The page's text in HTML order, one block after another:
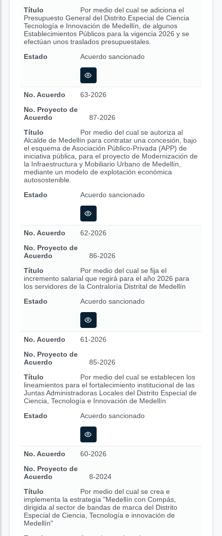
Título
Por medio del cual se adiciona el
Presupuesto General del Distrito Especial de Ciencia
Tecnología e Innovación de Medellín, de algunos
Establecimientos Públicos para la vigencia 2026 y se
efectúan unos traslados presupuestales.
Estado
Acuerdo sancionado
No. Acuerdo
63-2026
No. Proyecto de
Acuerdo
87-2026
Título
Por medio del cual se autoriza al
Alcalde de Medellín para contratar una concesión, bajo
el esquema de Asociación Público-Privada (APP) de
iniciativa pública, para el proyecto de Modernización de
la Infraestructura y Mobiliario Urbano de Medellín,
mediante un modelo de explotación económica
autosostenible.
Estado
Acuerdo sancionado
No. Acuerdo
62-2026
No. Proyecto de
Acuerdo
86-2026
Título
Por medio del cual se fija el
incremento salarial que regirá para el año 2026 para
los servidores de la Contraloría Distrital de Medellín
Estado
Acuerdo sancionado
No. Acuerdo
61-2026
No. Proyecto de
Acuerdo
85-2026
Título
Por medio del cual se establecen los
lineamientos para el fortalecimiento institucional de las
Juntas Administradoras Locales del Distrito Especial de
Ciencia, Tecnología e Innovación de Medellín
Estado
Acuerdo sancionado
No. Acuerdo
60-2026
No. Proyecto de
Acuerdo
8-2024
Título
Por medio del cual se crea e
implementa la estrategia "Medellín con Compás,
dirigida al sector de bandas de marca del Distrito
Especial de Ciencia, Tecnología e innovación de
Medellín"